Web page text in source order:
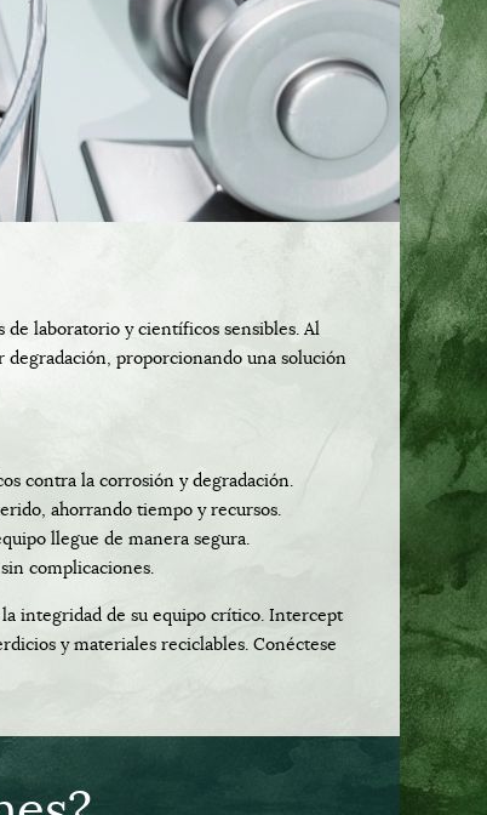
laboratorio y científicos sensibles. Al
degradación, proporcionando una solución
contra la corrosión y degradación.
ahorrando tiempo y recursos.
llegue de manera segura.
complicaciones.
integridad de su equipo crítico. Intercept
y materiales reciclables. Conéctese